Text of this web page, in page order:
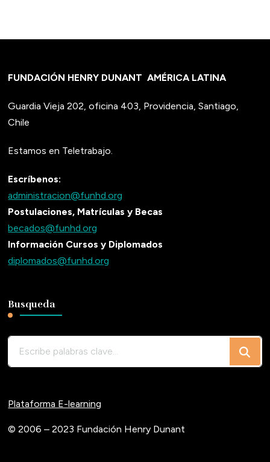
FUNDACIÓN HENRY DUNANTAMÉRICA LATINA
Guardia Vieja 202, oficina 403, Providencia, Santiago,
Chile
Estamos en Teletrabajo.
Escríbenos:
administracion@funhd.org
Postulaciones, Matrículas y Becas
becados@funhd.org
Información Cursos y Diplomados
diplomados@funhd.org
Busqueda
Plataforma E-learning
© 2006 – 2023 Fundación Henry Dunant